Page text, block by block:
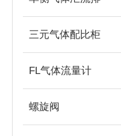
三元气体配比柜
FL气体流量计
螺旋阀